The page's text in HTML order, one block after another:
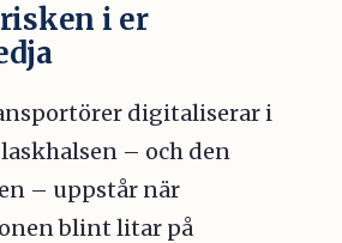
i er
digitaliserar i
– och den
– uppstår när
blint litar på